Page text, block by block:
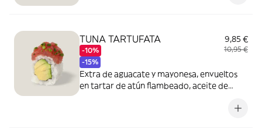
TUNA TARTUFATA
-10%
-15%
9,85 €
10,95 €
Extra de aguacate y mayonesa, envueltos
en tartar de atún flambeado, aceite de